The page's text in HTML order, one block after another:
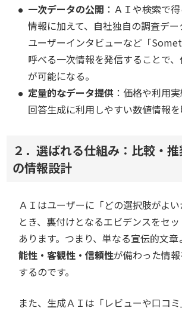
一次データの公開 ：ＡＩや検索で
情報に加えて、自社独自の調査デー
ユーザーインタビューなど「
呼べる一次情報を発信することで
が可能になる。
定量的なデータ提供 ：価格や利用
回答生成に利用しやすい数値情報を
２．選ばれる仕組み：比較・
の情報設計
ＡＩはユーザーに「どの選択肢がよ
とき、裏付けとなるエビデンスをセ
あります。つまり、単なる宣伝的文章
能性・客観性・信頼性が備わった情
するのです。
また、生成ＡＩは「レビューや口コ